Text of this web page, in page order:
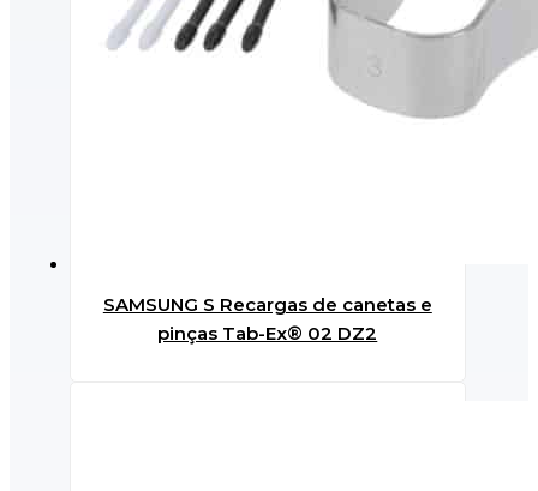
SAMSUNG S Recargas de canetas e
pinças Tab-Ex® 02 DZ2